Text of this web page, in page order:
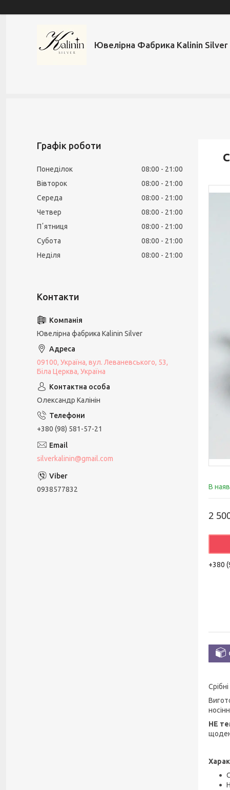
Ювелірна Фабрика Kalinin Silver
В
2
+380
НЕ
Графік роботи
Понеділок 08:00
21:00
Вівторок
08:00
21:00
Середа
08:00
21:00
Четвер
08:00
21:00
Пʼятниця
08:00
21:00
Субота
08:00
21:00
Неділя
08:00 21:00
Ювелірна фабрика Kalinin Silver
09100, Україна, вул. Леваневського, 53,
Біла Церква, Україна
Олександр Калінін
+380 (98) 581-57-21
silverkalinin@gmail.com
0938577832